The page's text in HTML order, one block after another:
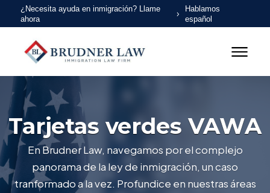
¿Necesita ayuda en inmigración? Llame
ahora
Hablamos
español
Tarjetas verdes VAWA
En Brudner Law, navegamos por el complejo
panorama de la ley de inmigración, un caso
tranformado a la vez. Profundice en nuestras áreas